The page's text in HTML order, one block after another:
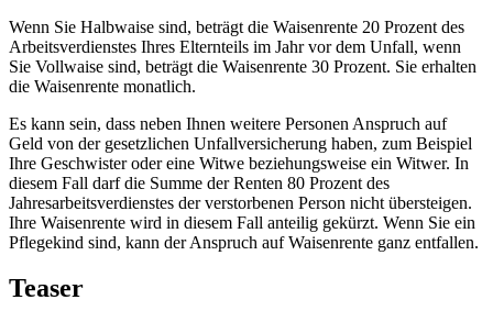
Wenn Sie Halbwaise sind, beträgt die Waisenrente 20 Prozent des
Arbeitsverdienstes Ihres Elternteils im Jahr vor dem Unfall, wenn
Sie Vollwaise sind, beträgt die Waisenrente 30 Prozent. Sie erhalten
die Waisenrente monatlich.
Es kann sein, dass neben Ihnen weitere Personen Anspruch auf
Geld von der gesetzlichen Unfallversicherung haben, zum Beispiel
Ihre Geschwister oder eine Witwe beziehungsweise ein Witwer. In
diesem Fall darf die Summe der Renten 80 Prozent des
Jahresarbeitsverdienstes der verstorbenen Person nicht übersteigen.
Ihre Waisenrente wird in diesem Fall anteilig gekürzt. Wenn Sie ein
Pflegekind sind, kann der Anspruch auf Waisenrente ganz entfallen.
Teaser